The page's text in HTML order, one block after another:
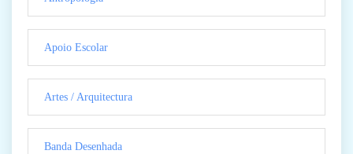
Apoio Escolar
Artes / Arquitectura
Banda Desenhada